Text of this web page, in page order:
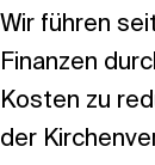
Wir führen
Finanzen
Kosten zu
der